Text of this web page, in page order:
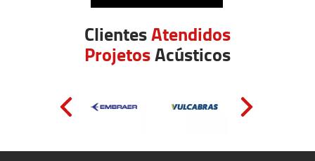
ClientesAtendidos
ProjetosAcústicos